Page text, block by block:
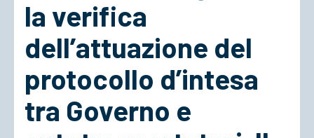
ACCEDI
la verifica
dell’attuazione del
protocollo d’intesa
tra Governo e